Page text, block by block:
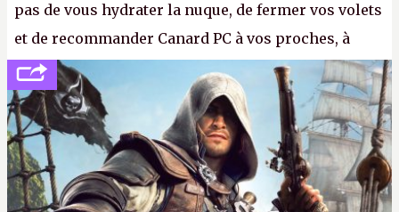
pas de vous hydrater la nuque, de fermer vos volets
et de recommander Canard PC à vos proches, à
votre famille et aux inconnus que vous croisez
dans la rue. Bon été à tous ! –ER.